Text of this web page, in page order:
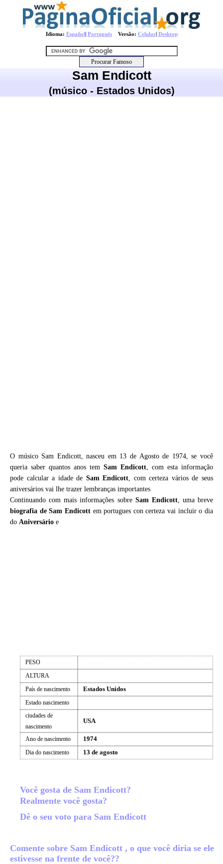
Idioma: Español| PortuguêsVersão: Celular| Desktop
Sam Endicott
(músico - Estados Unidos)
O músico Sam Endicott, nasceu em 13 de Agosto de 1974, se você
queria saber quantos anos tem Sam Endicott, com esta informação
pode calcular a idade de Sam Endicott, com certeza vários de seus
aniversários vai lhe trazer lembranças importantes
Continuando com mais informações sobre Sam Endicott, uma breve
biografia deSam Endicottem portugues con certeza vai incluir o dia
do Aniversário e
PESO
ALTURA
País de nascimento
Estados Unidos
Estado nascimento
ciudades de
nascimento
USA
Ano de nascimento 1974
Dia do nascimento 13 de agosto
Você gosta de Sam Endicott?
Realmente você gosta?
Dê o seu voto para Sam Endicott
Comente sobre Sam Endicott , o que você diria se ele
estivesse na frente de você??